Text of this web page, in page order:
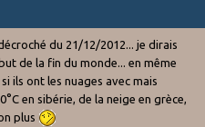
du 21/12/2012... je dirais
de la fin du monde... en même
ils ont les nuages avec mais
en sibérie, de la neige en grèce,
plus